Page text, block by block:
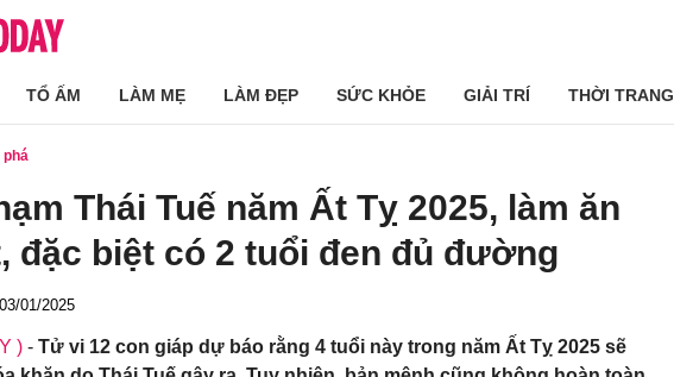
TỔ ẤM LÀM MẸ LÀM ĐẸP SỨC KHỎE GIẢI TRÍ THỜI TRANG
phá
Thái Tuế năm Ất Tỵ 2025, làm ăn
đặc biệt có 2 tuổi đen đủ đường
01/2025
) - Tử vi 12 con giáp dự báo rằng 4 tuổi này trong năm Ất Tỵ 2025 sẽ